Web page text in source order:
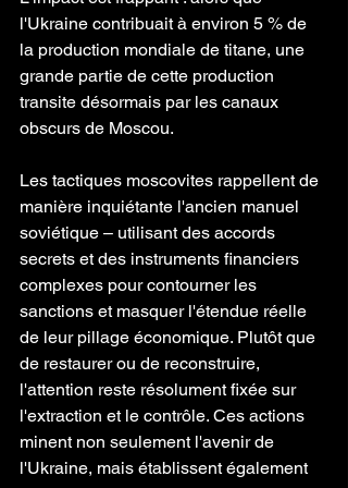
l'Ukraine contribuait à environ 5 % de
la production mondiale de titane, une
grande partie de cette production
transite désormais par les canaux
obscurs de Moscou.
Les tactiques moscovites rappellent de
manière inquiétante l'ancien manuel
soviétique – utilisant des accords
secrets et des instruments financiers
complexes pour contourner les
sanctions et masquer l'étendue réelle
de leur pillage économique. Plutôt que
de restaurer ou de reconstruire,
l'attention reste résolument fixée sur
l'extraction et le contrôle. Ces actions
minent non seulement l'avenir de
l'Ukraine, mais établissent également